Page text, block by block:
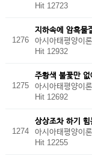
Hit 12723
1276
지하속에 암흑물
아시아태평양이
Hit 12932
1275
주황색 불꽃만
아시아태평양이
Hit 12692
1274
상상조차 하기
아시아태평양이
Hit 12255